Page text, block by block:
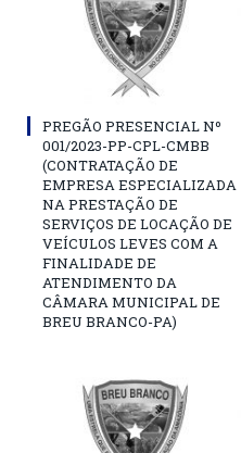
PREGÃO PRESENCIAL Nº
001/2023-PP-CPL-CMBB
(CONTRATAÇÃO DE
EMPRESA ESPECIALIZADA
NA PRESTAÇÃO DE
SERVIÇOS DE LOCAÇÃO DE
VEÍCULOS LEVES COM A
FINALIDADE DE
ATENDIMENTO DA
CÂMARA MUNICIPAL DE
BREU BRANCO-PA)